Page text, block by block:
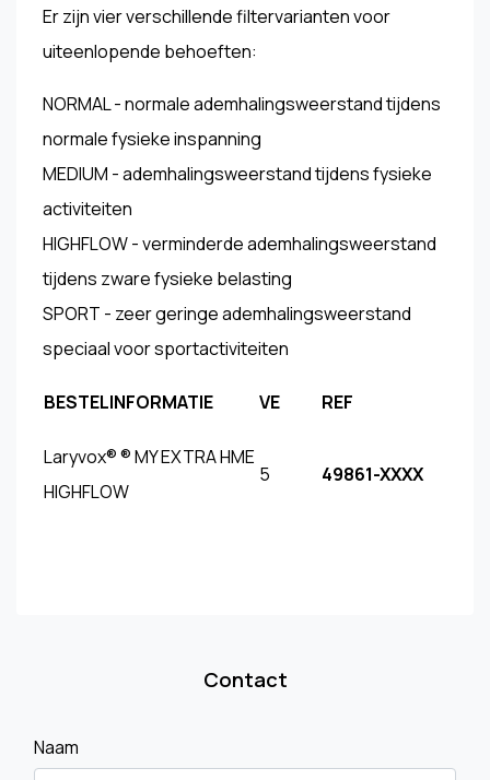
Er zijn vier verschillende filtervarianten voor
uiteenlopende behoeften:
NORMAL - normale ademhalingsweerstand tijdens
normale fysieke inspanning
MEDIUM - ademhalingsweerstand tijdens fysieke
activiteiten
HIGHFLOW - verminderde ademhalingsweerstand
tijdens zware fysieke belasting
SPORT - zeer geringe ademhalingsweerstand
speciaal voor sportactiviteiten
BESTELINFORMATIE VE REF
Laryvox® ® MY EXTRA HME
HIGHFLOW
5 49861-XXXX
Contact
Naam